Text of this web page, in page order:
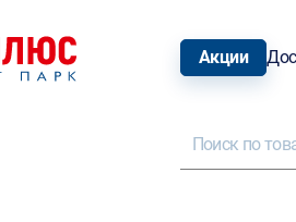
Акции